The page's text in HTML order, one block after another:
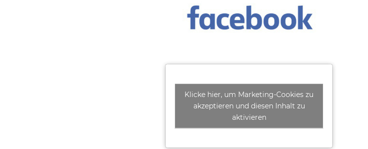
Klicke hier, um Marketing-Cookies zu
akzeptieren und diesen Inhalt zu
aktivieren